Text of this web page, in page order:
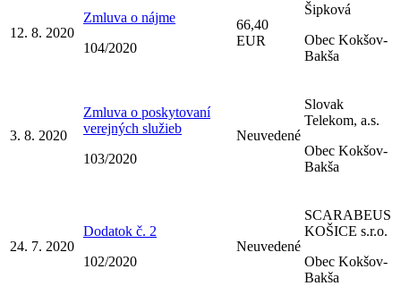
12. 8. 2020
Zmluva o nájme
104/2020
66,40
EUR
Šipková
Obec Kokšov-
Bakša
3. 8. 2020
Zmluva o poskytovaní
verejných služieb
103/2020
Neuvedené
Slovak
Telekom, a.s.
Obec Kokšov-
Bakša
24. 7. 2020
Dodatok č. 2
102/2020
Neuvedené
SCARABEUS
KOŠICE s.r.o.
Obec Kokšov-
Bakša